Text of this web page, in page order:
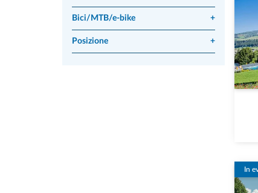
Bici/MTB/e-bike +
Posizione +
In